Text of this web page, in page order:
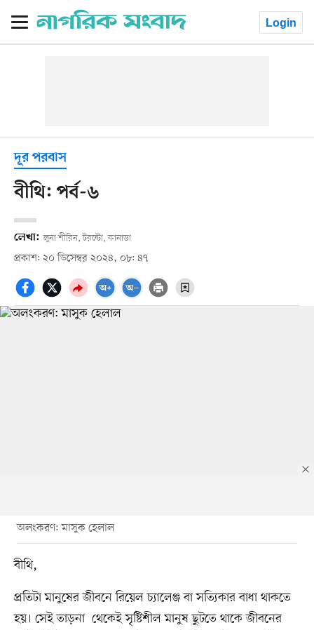
Login
দূর পরবাস
বীথি: পর্ব-৬
লেখা: লুনা শীরিন, টরন্টো, কানাডা
প্রকাশ: ২০ ডিসেম্বর ২০২৪, ০৮: ৪৭
অলংকরণ: মাসুক হেলাল
বীথি,
প্রতিটা মানুষের জীবনে রিয়েল চ্যালেঞ্জ বা সত্যিকার বাধা থাকতে
হয়। সেই তাড়না থেকেই সৃষ্টিশীল মানুষ ছুটতে থাকে জীবনের